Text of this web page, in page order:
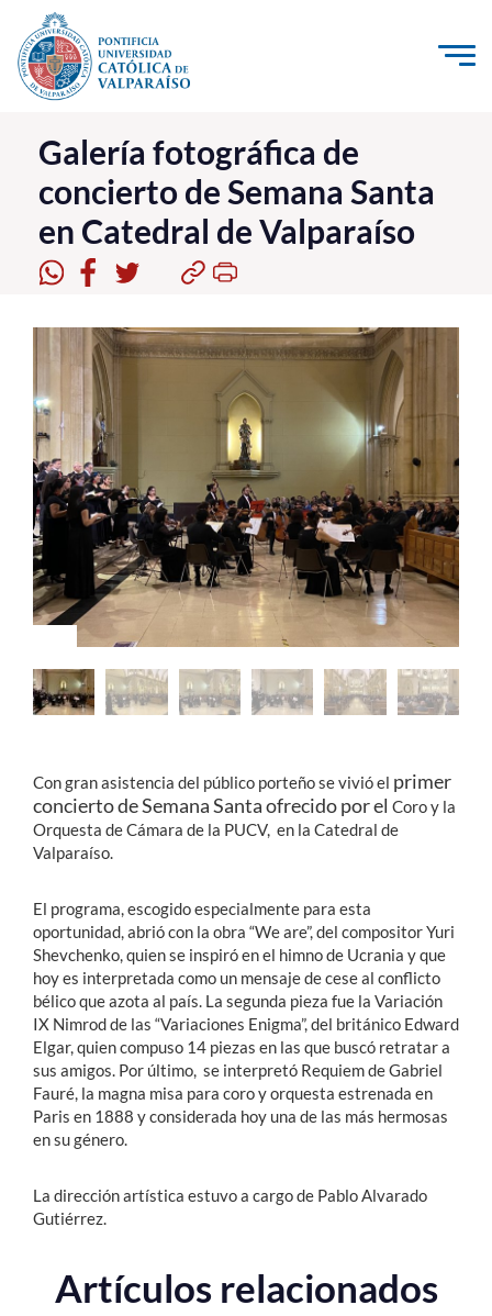
Click acá para ir directamente al contenido
La Universidad
Investigación, Creación e Innovación
PUCV Internacional
Vinculación con el Medio
Admisión
Pregrado
Postgrado
Formación Continua
Estudiantes
Académicos
Funcionarios
Alumni
Galería fotográfica de
concierto de Semana Santa
en Catedral de Valparaíso
Con gran asistencia del público porteño se vivió el primer
concierto de Semana Santa ofrecido por el Coro y la
Orquesta de Cámara de la PUCV, en la Catedral de
Valparaíso.
El programa, escogido especialmente para esta
oportunidad, abrió con la obra “We are”, del compositor Yuri
Shevchenko, quien se inspiró en el himno de Ucrania y que
hoy es interpretada como un mensaje de cese al conflicto
bélico que azota al país. La segunda pieza fue la Variación
IX Nimrod de las “Variaciones Enigma”, del británico Edward
Elgar, quien compuso 14 piezas en las que buscó retratar a
sus amigos. Por último, se interpretó Requiem de Gabriel
Fauré, la magna misa para coro y orquesta estrenada en
Paris en 1888 y considerada hoy una de las más hermosas
en su género.
La dirección artística estuvo a cargo de Pablo Alvarado
Gutiérrez.
Artículos relacionados